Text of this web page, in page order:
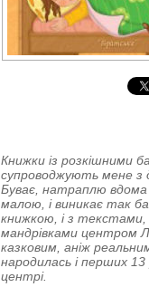
Книжки із розкішними
супроводжують мене з
Буває, натраплю вдома
малою, і виникає так
книжкою, і з текстами,
мандрівками центром
казковим, аніж
народилась і перших
центрі.